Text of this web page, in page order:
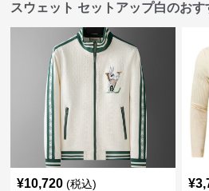
スウェット セットアップ白のおす
¥10,720 (税込) ¥